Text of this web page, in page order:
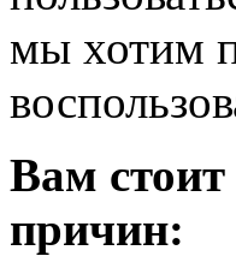
мы хотим
Вам
причин: